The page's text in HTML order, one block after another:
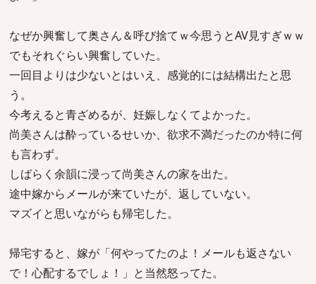
なぜか興奮して奥さん＆呼び捨てｗ今思うとAV見すぎｗｗ
でもそれぐらい興奮していた。
一回目よりは少ないとはいえ、感覚的には結構出たと思
う。
今考えると青ざめるが、妊娠しなくてよかった。
尚美さんは酔っているせいか、欲求不満だったのか特に何
も言わず。
しばらく余韻に浸って尚美さんの家を出た。
途中嫁からメールが来ていたが、返していない。
マズイと思いながらも帰宅した。
帰宅すると、嫁が「何やってたのよ！メールも返さない
で！心配するでしょ！」と当然怒ってた。